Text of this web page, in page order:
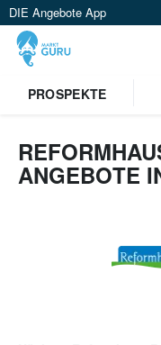
DIE Angebote App
PROSPEKTE
ANGEBOTE